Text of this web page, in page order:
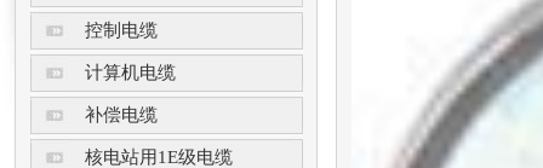
控制电缆
计算机电缆
补偿电缆
核电站用1E级电缆